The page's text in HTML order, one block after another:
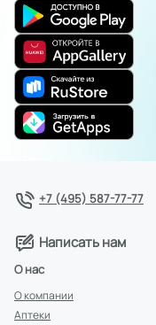
+7 (495) 587-77-77
Написать нам
О нас
О компании
Аптеки